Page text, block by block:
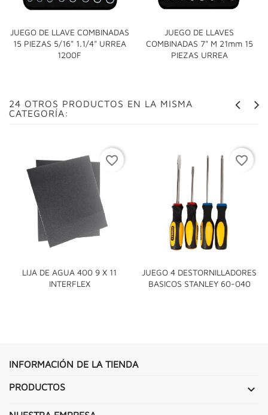
JUEGO DE LLAVE COMBINADAS
15 PIEZAS 5/16" 1.1/4" URREA
1200F
JUEGO DE LLAVES
COMBINADAS 7" M 21mm 15
PIEZAS URREA
24 OTROS PRODUCTOS EN LA MISMA
CATEGORÍA:
LIJA DE AGUA 400 9 X 11
INTERFLEX
favorite_border
JUEGO 4 DESTORNILLADORES
BASICOS STANLEY 60-040
favorite_border
INFORMACIÓN DE LA TIENDA
PRODUCTOS 